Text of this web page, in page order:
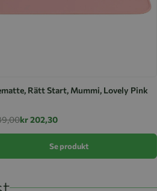
Rätt Start, Mummi, Lovely Pink
kr 202,30
Se produkt